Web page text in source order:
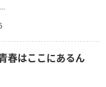
春はここにあるん